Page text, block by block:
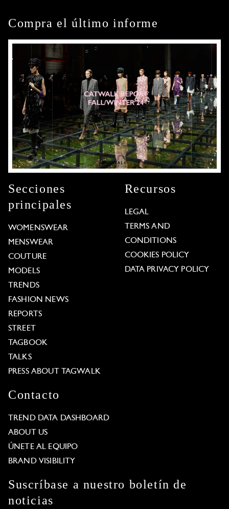
Compra el último informe
Secciones
principales
WOMENSWEAR
MENSWEAR
COUTURE
MODELS
TRENDS
FASHION NEWS
REPORTS
STREET
TAGBOOK
TALKS
PRESS ABOUT TAGWALK
Recursos
LEGAL
TERMS AND
CONDITIONS
COOKIES POLICY
DATA PRIVACY POLICY
Contacto
TREND DATA DASHBOARD
ABOUT US
ÚNETE AL EQUIPO
BRAND VISIBILITY
Suscríbase a nuestro boletín de
noticias